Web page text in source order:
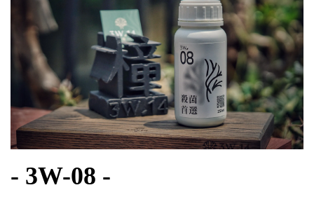
- 3W-08 -